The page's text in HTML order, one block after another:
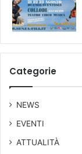
Categorie
NEWS
EVENTI
ATTUALITÀ